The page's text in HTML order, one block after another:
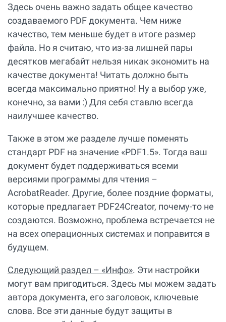
Здесь очень важно задать общее качество
создаваемого PDF документа. Чем ниже
качество, тем меньше будет в итоге размер
файла. Но я считаю, что из-за лишней пары
десятков мегабайт нельзя никак экономить на
качестве документа! Читать должно быть
всегда максимально приятно! Ну а выбор уже,
конечно, за вами :) Для себя ставлю всегда
наилучшее качество.
Также в этом же разделе лучше поменять
стандарт PDF на значение «PDF1.5». Тогда ваш
документ будет поддерживаться всеми
версиями программы для чтения –
AcrobatReader. Другие, более поздние форматы,
которые предлагает PDF24Creator, почему-то не
создаются. Возможно, проблема встречается не
на всех операционных системах и поправится в
будущем.
Следующий раздел – «Инфо». Эти настройки
могут вам пригодиться. Здесь мы можем задать
автора документа, его заголовок, ключевые
слова. Все эти данные будут защиты в